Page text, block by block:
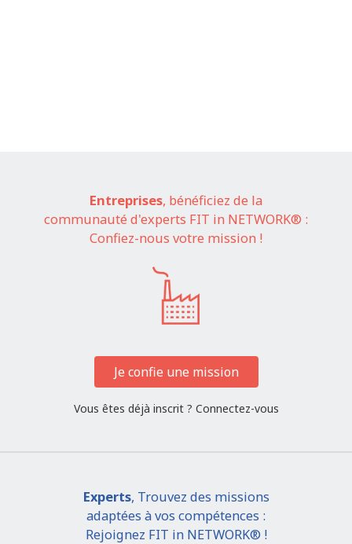
Entreprises, bénéficiez de la
communauté d'experts FIT in NETWORK® :
Confiez-nous votre mission !
Je confie une mission
Vous êtes déjà inscrit ? Connectez-vous
Experts, Trouvez des missions
adaptées à vos compétences :
Rejoignez FIT in NETWORK® !